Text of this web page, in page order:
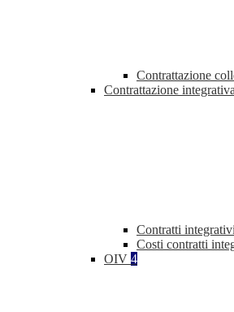
Contrattazione
Contrattazione integrativa
Contratti integrativi
Costi contratti
OIV 4